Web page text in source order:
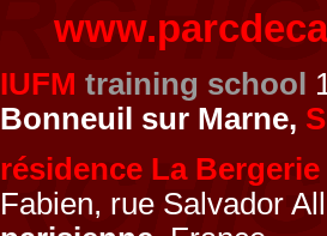
IUFM training school
Bonneuil sur Marne,
résidence La Bergerie
Fabien, rue Salvador